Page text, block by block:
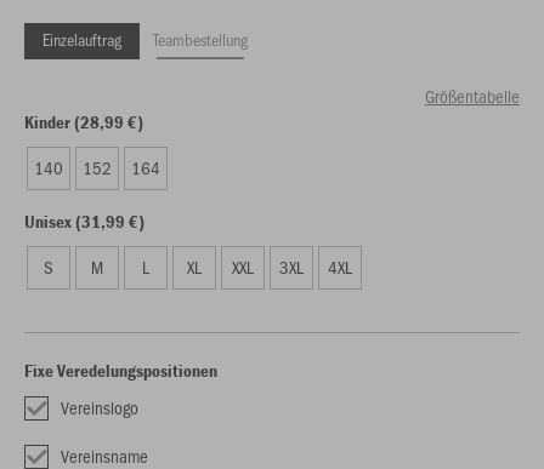
Einzelauftrag Teambestellung
Größentabelle
Kinder (28,99 €)
140 152 164
Unisex (31,99 €)
S M L XL XXL 3XL 4XL
Fixe Veredelungspositionen
Vereinslogo
Vereinsname